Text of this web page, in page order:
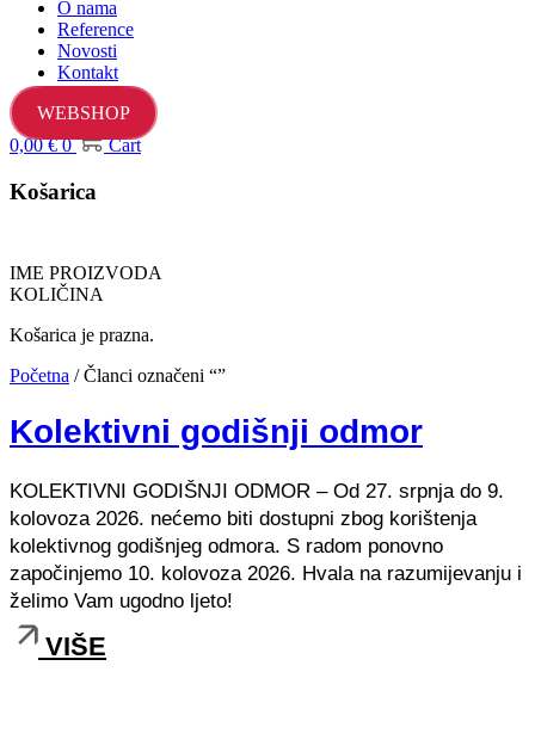
O nama
Reference
Novosti
Kontakt
WEBSHOP
0,00€ 0 Cart
Košarica
IME PROIZVODA
KOLIČINA
Košarica je prazna.
Početna / Članci označeni “”
Kolektivni godišnji odmor
KOLEKTIVNI GODIŠNJI ODMOR – Od 27. srpnja do 9.
kolovoza 2026. nećemo biti dostupni zbog korištenja
kolektivnog godišnjeg odmora. S radom ponovno
započinjemo 10. kolovoza 2026. Hvala na razumijevanju i
želimo Vam ugodno ljeto!
VIŠE